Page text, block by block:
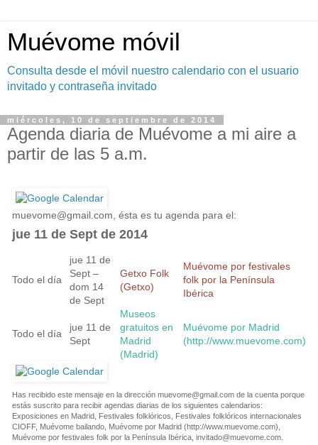
Muévome móvil
Consulta desde el móvil nuestro calendario con el usuario
invitado y contraseña invitado
miércoles, 10 de septiembre de 2014
Agenda diaria de Muévome a mi aire a
partir de las 5 a.m.
muevome@gmail.com , ésta es tu agenda para el:
jue 11 de Sept de 2014
Todo el día
jue 11 de
Sept –
dom 14
de Sept
Getxo Folk
(Getxo)
Muévome por festivales
folk por la Península
Ibérica
Todo el día
jue 11 de
Sept
Museos
gratuitos en
Madrid
(Madrid)
Muévome por Madrid
(http://www.muevome.com)
Has recibido este mensaje en la dirección muevome@gmail.com de la cuenta porque
estás suscrito para recibir agendas diarias de los siguientes calendarios:
Exposiciones en Madrid, Festivales folklóricos, Festivales folklóricos internacionales
CIOFF, Muévome bailando, Muévome por Madrid (http://www.muevome.com),
Muévome por festivales folk por la Península Ibérica, invitado@muevome.com